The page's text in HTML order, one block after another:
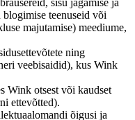
teenuseid või
majutamise) meediume,
ning
veebisaidid), kus Wink
Wink otsest või kaudset
ettevõtted).
õigusi ja